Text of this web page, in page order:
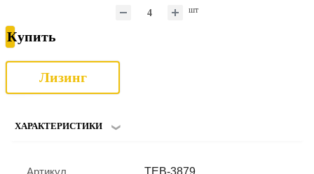
шт
Купить
Лизинг
ХАРАКТЕРИСТИКИ
Артикул TEB-3879